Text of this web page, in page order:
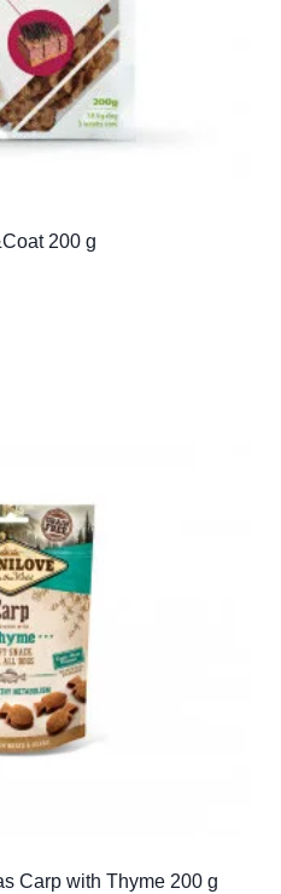
200 g
Carp with Thyme 200 g